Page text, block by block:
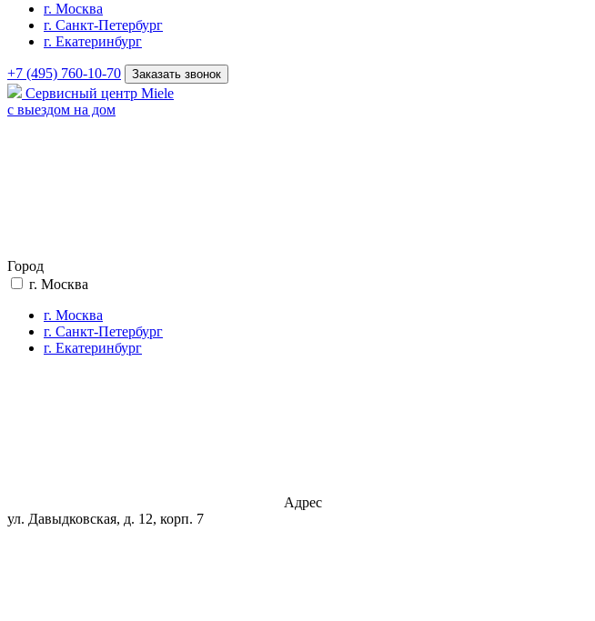
г. Москва
г. Санкт-Петербург
г. Екатеринбург
+7 (495) 760-10-70 Заказать звонок
Сервисный центр Miele
с выездом на дом
Город
г. Москва
г. Москва
г. Санкт-Петербург
г. Екатеринбург
Адрес
ул. Давыдковская, д. 12, корп. 7